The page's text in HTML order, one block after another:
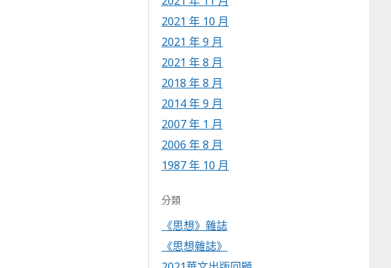
2021 年 10 月
2021 年 9 月
2021 年 8 月
2018 年 8 月
2014 年 9 月
2007 年 1 月
2006 年 8 月
1987 年 10 月
分類
《思想》雜誌
《思想雜誌》